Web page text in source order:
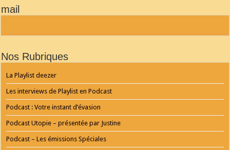
by
WordPress
SERVICE
ONLINE
MAINZ
Playlist
mail
Nos Rubriques
La Playlist deezer
Les interviews de Playlist en Podcast
Podcast : Votre instant d’évasion
Podcast Utopie – présentée par Justine
Podcast – Les émissions Spéciales